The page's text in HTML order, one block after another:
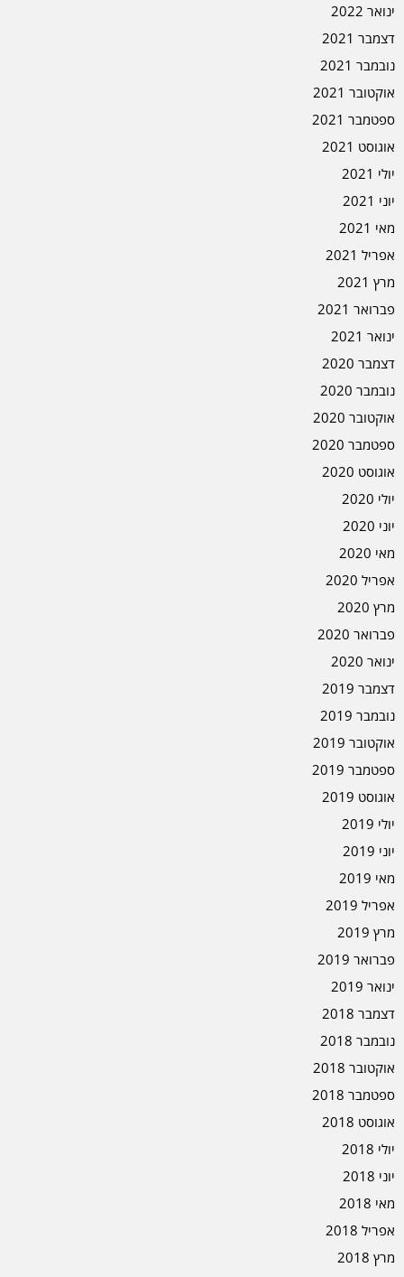
ינואר 2022
דצמבר 2021
נובמבר 2021
אוקטובר 2021
ספטמבר 2021
אוגוסט 2021
יולי 2021
יוני 2021
מאי 2021
אפריל 2021
מרץ 2021
פברואר 2021
ינואר 2021
דצמבר 2020
נובמבר 2020
אוקטובר 2020
ספטמבר 2020
אוגוסט 2020
יולי 2020
יוני 2020
מאי 2020
אפריל 2020
מרץ 2020
פברואר 2020
ינואר 2020
דצמבר 2019
נובמבר 2019
אוקטובר 2019
ספטמבר 2019
אוגוסט 2019
יולי 2019
יוני 2019
מאי 2019
אפריל 2019
מרץ 2019
פברואר 2019
ינואר 2019
דצמבר 2018
נובמבר 2018
אוקטובר 2018
ספטמבר 2018
אוגוסט 2018
יולי 2018
יוני 2018
מאי 2018
אפריל 2018
מרץ 2018